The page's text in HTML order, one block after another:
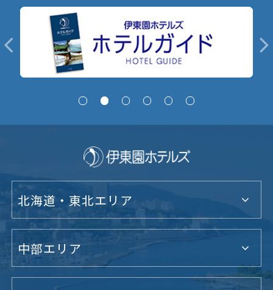
北海道・東北エリア
中部エリア